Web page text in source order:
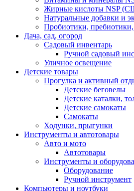
Жирные кислоты NSP
Натуральные добавки и
Пробиотики,
Дача, сад, огород
Садовый инвентарь
Ручной садовый
Уличное освещение
Детские товары
Прогулка и активный
Детские беговелы
Детские каталки,
Детские самокаты
Самокаты
Ходунки, прыгунки
Инструменты и автотовары
Авто и мото
Автотовары
Инструменты и
Оборудование
Ручной инструмент
Компьютеры и ноутбуки